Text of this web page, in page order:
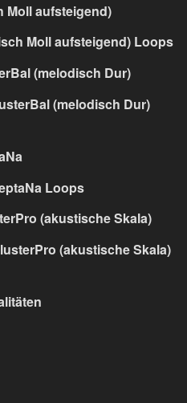
Moll aufsteigend)
Moll aufsteigend) Loops
(melodisch Dur)
(melodisch Dur)
Loops
(akustische Skala)
(akustische Skala)